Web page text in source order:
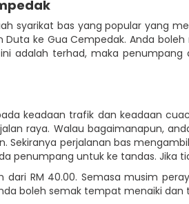
syarikat bas yang popular yang
ke Gua Cempedak. Anda
adalah terhad, maka
keadaan trafik dan keadaan
raya. Walau bagaimanapun,
perjalanan bas
untuk ke tandas. Jika
RM 40.00. Semasa musim
boleh semak tempat menaiki